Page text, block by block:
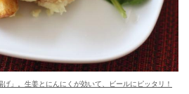
] 公式twitterペ
] 公式facebookペ
スタイル] 公式
」。生姜とにんにくが効いて、ビールにピッタリ！